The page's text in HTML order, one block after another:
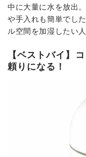
中に大量に水を放出
や手入れも簡単でした
ル空間を加湿したい
【ベストバイ】
頼りになる！